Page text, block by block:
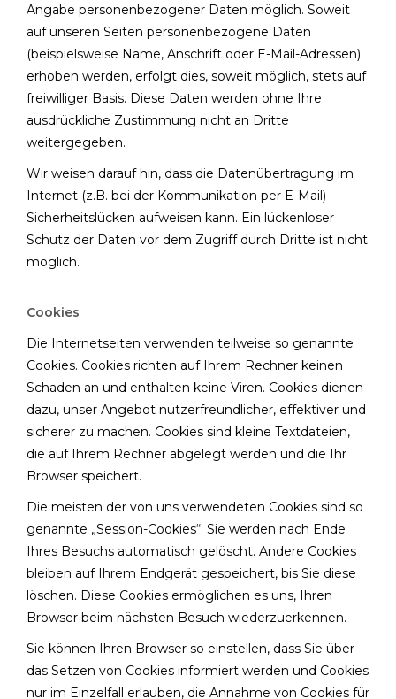
Angabe personenbezogener Daten möglich. Soweit
auf unseren Seiten personenbezogene Daten
(beispielsweise Name, Anschrift oder E-Mail-Adressen)
erhoben werden, erfolgt dies, soweit möglich, stets auf
freiwilliger Basis. Diese Daten werden ohne Ihre
ausdrückliche Zustimmung nicht an Dritte
weitergegeben.
Wir weisen darauf hin, dass die Datenübertragung im
Internet (z.B. bei der Kommunikation per E-Mail)
Sicherheitslücken aufweisen kann. Ein lückenloser
Schutz der Daten vor dem Zugriff durch Dritte ist nicht
möglich.
Cookies
Die Internetseiten verwenden teilweise so genannte
Cookies. Cookies richten auf Ihrem Rechner keinen
Schaden an und enthalten keine Viren. Cookies dienen
dazu, unser Angebot nutzerfreundlicher, effektiver und
sicherer zu machen. Cookies sind kleine Textdateien,
die auf Ihrem Rechner abgelegt werden und die Ihr
Browser speichert.
Die meisten der von uns verwendeten Cookies sind so
genannte „Session-Cookies“. Sie werden nach Ende
Ihres Besuchs automatisch gelöscht. Andere Cookies
bleiben auf Ihrem Endgerät gespeichert, bis Sie diese
löschen. Diese Cookies ermöglichen es uns, Ihren
Browser beim nächsten Besuch wiederzuerkennen.
Sie können Ihren Browser so einstellen, dass Sie über
das Setzen von Cookies informiert werden und Cookies
nur im Einzelfall erlauben, die Annahme von Cookies für